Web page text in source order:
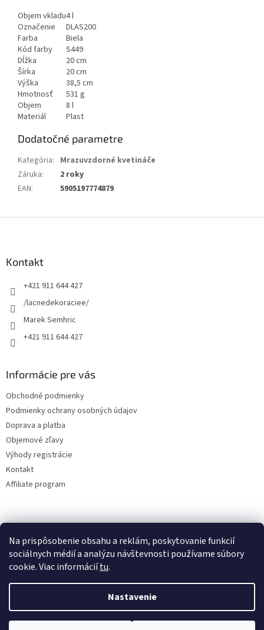
Na prispôsobenie obsahu a reklám, poskytovanie funkcií
sociálnych médií a analýzu návštevnosti používame súbory
cookie. Viac informáciítu.
Nastavenie
Objem vkladu4 l
Označenie
DLAS200
Farba
Biela
Kód farby
S449
Dĺžka
20 cm
Šírka
20 cm
Výška
38,5 cm
Hmotnosť
531 g
Objem
8 l
Materiál
Plast
Dodatočné parametre
Kategória: Mrazuvzdorné kvetináče
Záruka:
2 roky
EAN: 5905197774879
Kontakt
+421 911 644 427
/lacnedekoraciee/
Marek Semhric
+421 911 644 427
Informácie pre vás
Obchodné podmienky
Podmienky ochrany osobných údajov
Doprava a platba
Objemové zľavy
Výhody registrácie
Kontakt
Affiliate program
Copyright 2026lacne-dekoracie.sk. Všetky práva vyhradené.